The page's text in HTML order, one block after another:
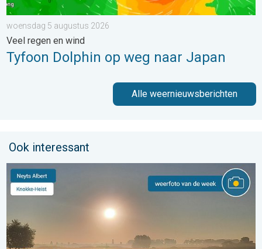
woensdag 5 augustus 2026
Veel regen en wind
Tyfoon Dolphin op weg naar Japan
Alle weernieuwsberichten
Ook interessant
De weerfoto van de week. Weer&Radar uploader. . . zaterdag